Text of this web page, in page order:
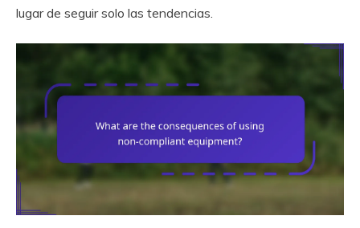
lugar de seguir solo las tendencias.